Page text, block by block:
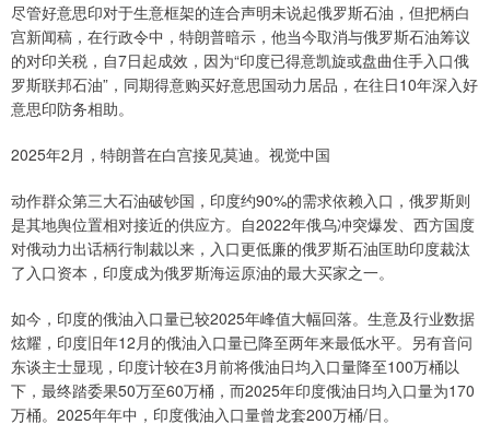
尽管好意思印对于生意框架的连合声明未说起俄罗斯石油，但把柄白
宫新闻稿，在行政令中，特朗普暗示，他当今取消与俄罗斯石油筹议
的对印关税，自7日起成效，因为“印度已得意凯旋或盘曲住手入口俄
罗斯联邦石油”，同期得意购买好意思国动力居品，在往日10年深入好
意思印防务相助。
2025年2月，特朗普在白宫接见莫迪。视觉中国
动作群众第三大石油破钞国，印度约90%的需求依赖入口，俄罗斯则
是其地舆位置相对接近的供应方。自2022年俄乌冲突爆发、西方国度
对俄动力出话柄行制裁以来，入口更低廉的俄罗斯石油匡助印度裁汰
了入口资本，印度成为俄罗斯海运原油的最大买家之一。
如今，印度的俄油入口量已较2025年峰值大幅回落。生意及行业数据
炫耀，印度旧年12月的俄油入口量已降至两年来最低水平。另有音问
东谈主士显现，印度计较在3月前将俄油日均入口量降至100万桶以
下，最终踏委果50万至60万桶，而2025年印度俄油日均入口量为170
万桶。2025年年中，印度俄油入口量曾龙套200万桶/日。